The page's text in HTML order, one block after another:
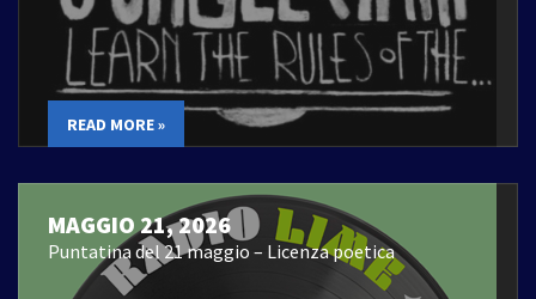
READ MORE »
MAGGIO 21, 2026
Puntatina del 21 maggio – Licenza poetica